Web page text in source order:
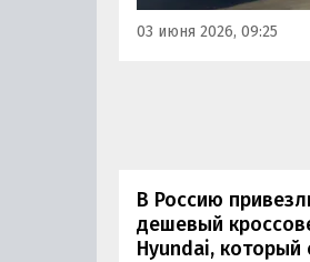
с пробегом ГК
Титов.
03 июня 2026, 09:25
В Россию
дешевый
Hyundai, который